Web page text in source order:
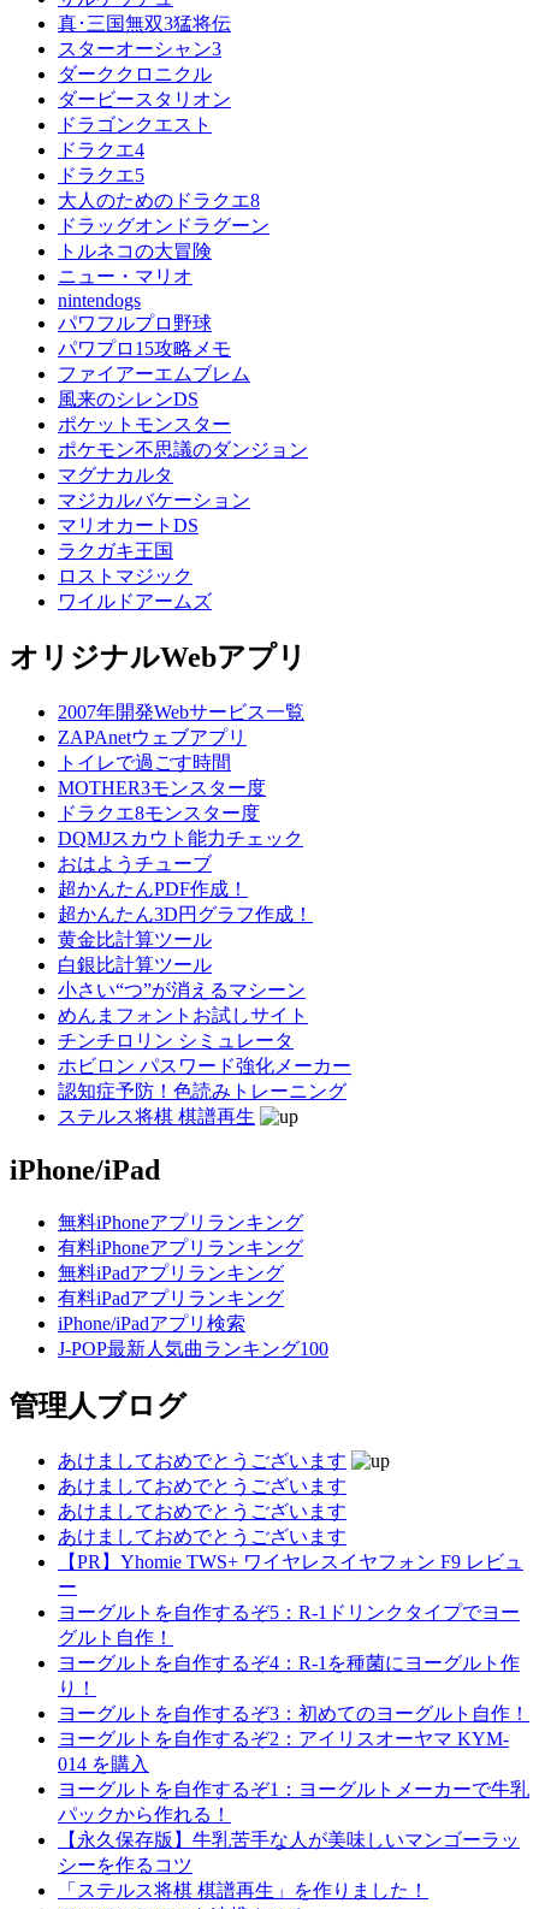
真･三国無双3猛将伝
スターオーシャン3
ダーククロニクル
ダービースタリオン
ドラゴンクエスト
ドラクエ4
ドラクエ5
大人のためのドラクエ8
ドラッグオンドラグーン
トルネコの大冒険
ニュー・マリオ
nintendogs
パワフルプロ野球
パワプロ15攻略メモ
ファイアーエムブレム
風来のシレンDS
ポケットモンスター
ポケモン不思議のダンジョン
マグナカルタ
マジカルバケーション
マリオカートDS
ラクガキ王国
ロストマジック
ワイルドアームズ
オリジナルWebアプリ
2007年開発Webサービス一覧
ZAPAnetウェブアプリ
トイレで過ごす時間
MOTHER3モンスター度
ドラクエ8モンスター度
DQMJスカウト能力チェック
おはようチューブ
超かんたんPDF作成！
超かんたん3D円グラフ作成！
黄金比計算ツール
白銀比計算ツール
小さい“つ”が消えるマシーン
めんまフォントお試しサイト
チンチロリン シミュレータ
ホビロン パスワード強化メーカー
認知症予防！色読みトレーニング
ステルス将棋 棋譜再生
iPhone/iPad
無料iPhoneアプリランキング
有料iPhoneアプリランキング
無料iPadアプリランキング
有料iPadアプリランキング
iPhone/iPadアプリ検索
J-POP最新人気曲ランキング100
管理人ブログ
あけましておめでとうございます
あけましておめでとうございます
あけましておめでとうございます
あけましておめでとうございます
【PR】Yhomie TWS+ ワイヤレスイヤフォン F9 レビュ
ー
ヨーグルトを自作するぞ5：R-1ドリンクタイプでヨー
グルト自作！
ヨーグルトを自作するぞ4：R-1を種菌にヨーグルト作
り！
ヨーグルトを自作するぞ3：初めてのヨーグルト自作！
ヨーグルトを自作するぞ2：アイリスオーヤマ KYM-
014 を購入
ヨーグルトを自作するぞ1：ヨーグルトメーカーで牛乳
パックから作れる！
【永久保存版】牛乳苦手な人が美味しいマンゴーラッ
シーを作るコツ
「ステルス将棋 棋譜再生」を作りました！